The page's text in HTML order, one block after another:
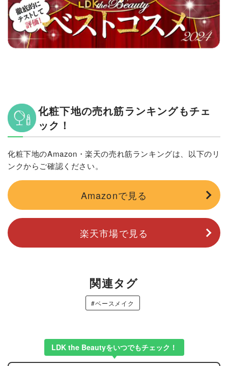
化粧下地の売れ筋ランキングもチェ
ック！
化粧下地のAmazon・楽天の売れ筋ランキングは、以下のリ
ンクからご確認ください。
Amazonで見る
楽天市場で見る
関連タグ
#ベースメイク
LDK the Beautyをいつでもチェック！